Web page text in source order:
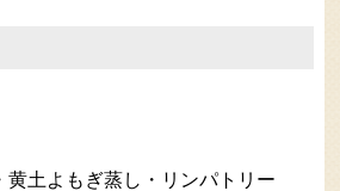
黄土よもぎ蒸し・リンパトリー